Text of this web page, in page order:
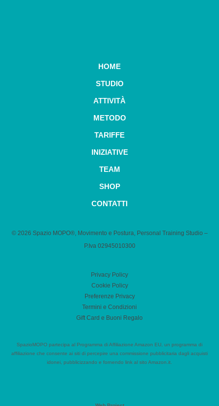
HOME
STUDIO
ATTIVITÀ
METODO
TARIFFE
INIZIATIVE
TEAM
SHOP
CONTATTI
© 2026 Spazio MOPO®, Movimento e Postura, Personal Training Studio –
P.Iva 0​2945010300
Privacy Policy
Cookie Policy
Preferenze Privacy
Termini e Condizioni
Gift Card e Buoni Regalo
SpazioMOPO partecipa al Programma di Affiliazione Amazon EU, un programma di
affiliazione che consente ai siti di percepire una commissione pubblicitaria dagli acquisti
idonei, pubblicizzando e fornendo link al sito Amazon.it.